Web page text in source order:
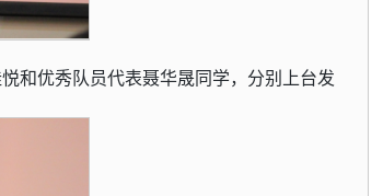
和优秀队员代表聂华晟同学，分别上台发